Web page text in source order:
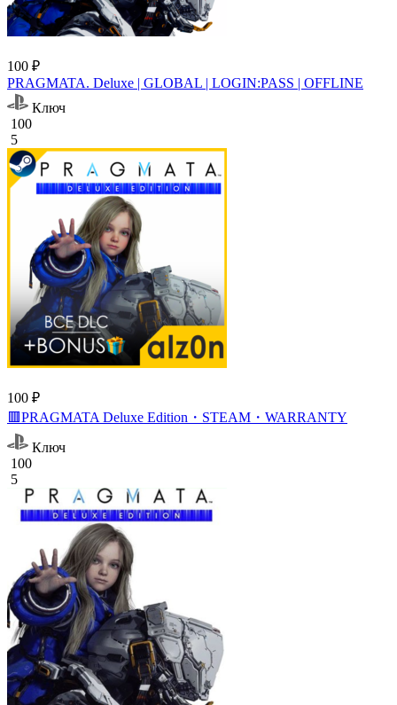
100 ₽
PRAGMATA. Deluxe | GLOBAL | LOGIN:PASS | OFFLINE
Ключ
100
5
100 ₽
🟥PRAGMATA Deluxe Edition・STEAM・WARRANTY
Ключ
100
5